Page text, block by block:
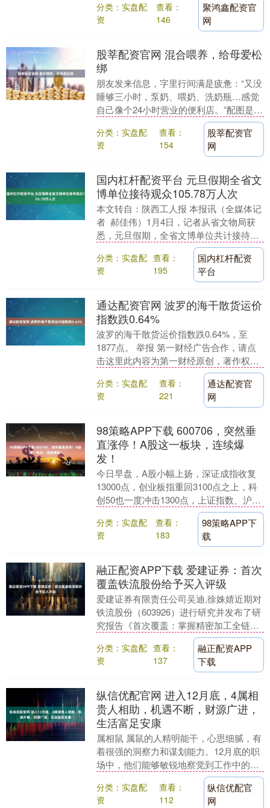
仙休闲小游戏《灵....
分类：实盘配
资
查看：
146
聚鸿鑫配资官
网
股莘配资官网 混合喂养，给母爱松
绑
朋友发来信息，字里行间满是疲惫：“又没
睡够三小时，泵奶、喂奶、洗奶瓶…感觉
自己像个24小时营业的便利店。”配图是她
凌乱的头发和桌上一堆瓶瓶罐罐。我回复
她：“为什....
分类：实盘配
资
查看：
154
股莘配资官
网
国内杠杆配资平台 元旦假期全省文
博单位接待观众105.78万人次
本文转自：陕西工人报 本报讯（全媒体记
者 郝佳伟）1月4日，记者从省文物局获
悉，元旦假期，全省文博单位共计接待观
众105.78万人次。 元旦假期，全省文博单
位....
分类：实盘配
资
查看：
195
国内杠杆配资
平台
通达配资官网 波罗的海干散货运价
指数跌0.64%
波罗的海干散货运价指数跌0.64%，至
1877点。 举报 第一财经广告合作，请点
击这里此内容为第一财经原创，著作权归
第一财经所有。未经第一财经书面授权，
不得以任....
分类：实盘配
资
查看：
221
通达配资官
网
98策略APP下载 600706，突然垂
直涨停！A股这一板块，连续爆
发！
今日早盘，A股小幅上扬，深证成指收复
13000点，创业板指重回3100点之上，科
创50也一度冲击1300点，上证指数、沪深
300、上证50等也微幅飘红。下跌个股....
分类：实盘配
资
查看：
183
98策略APP下
载
融正配资APP下载 爱建证券：首次
覆盖铁流股份给予买入评级
爱建证券有限责任公司吴迪,徐姝婧近期对
铁流股份（603926）进行研究并发布了研
究报告《首次覆盖：掌握精密加工全链
路，积极布局机器人》，首次覆盖铁流股
份给予买入....
分类：实盘配
资
查看：
137
融正配资APP
下载
纵信优配官网 进入12月底，4属相
贵人相助，机遇不断，财源广进，
生活富足安康
属相鼠 属鼠的人精明能干，心思细腻，有
着很强的洞察力和谋划能力。12月底的职
场中，他们能够敏锐地察觉到工作中的细
节和潜在的问题，并提前做好应对措施。
属鼠的人善于....
分类：实盘配
资
查看：
112
纵信优配官
网